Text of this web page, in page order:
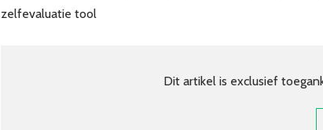
zelfevaluatie tool
Dit artikel is exclusief